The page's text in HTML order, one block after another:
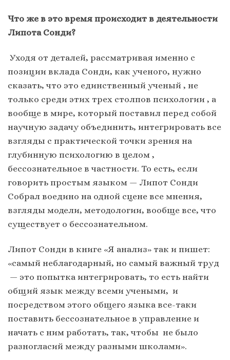
Что же в это время происходит в деятельности
Липота Сонди?
Уходя от деталей, рассматривая именно с
позиции вклада Сонди, как ученого, нужно
сказать, что это единственный ученый , не
только среди этих трех столпов психологии , а
вообще в мире, который поставил перед собой
научную задачу объединить, интегрировать все
взгляды с практической точки зрения на
глубинную психологию в целом ,
бессознательное в частности. То есть, если
говорить простым языком — Липот Сонди
Собрал воедино на одной сцене все мнения,
взгляды модели, методологии, вообще все, что
существует о бессознательном.
Липот Сонди в книге «Я анализ» так и пишет:
«самый неблагодарный, но самый важный труд
— это попытка интегрировать, то есть найти
общий язык между всеми учеными, и
посредством этого общего языка все-таки
поставить бессознательное в управление и
начать с ним работать, так, чтобы не было
разногласий между разными школами».